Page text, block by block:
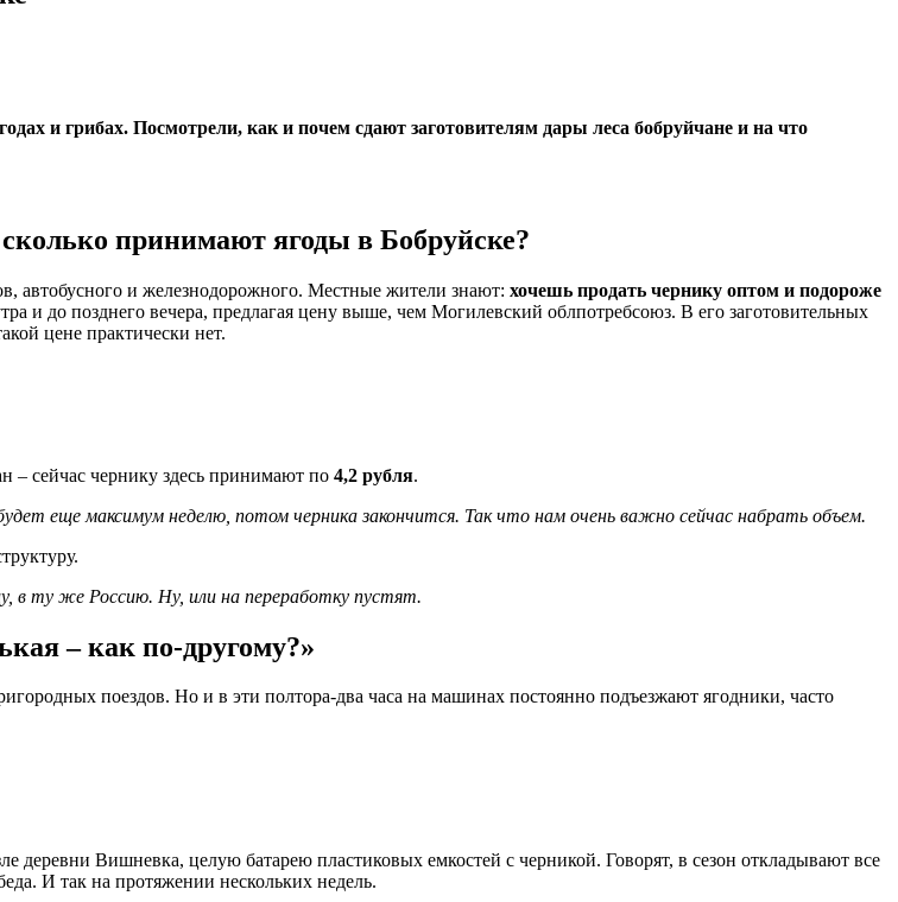
и грибах. Посмотрели, как и почем сдают заготовителям дары леса бобруйчане и на что
принимают ягоды в Бобруйске?
автобусного и железнодорожного. Местные жители знают: хочешь продать чернику оптом и подороже
и до позднего вечера, предлагая цену выше, чем Могилевский облпотребсоюз. В его заготовительных
цене практически нет.
– сейчас чернику здесь принимают по 4,2 рубля.
еще максимум неделю, потом черника закончится. Так что нам очень важно сейчас набрать объем.
в ту же Россию. Ну, или на переработку пустят.
– как по-другому?»
поездов. Но и в эти полтора-два часа на машинах постоянно подъезжают ягодники, часто
Вишневка, целую батарею пластиковых емкостей с черникой. Говорят, в сезон откладывают все
И так на протяжении нескольких недель.